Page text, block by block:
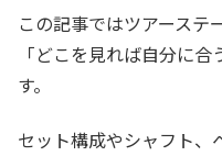
この記事ではツアーステ
「どこを見れば自分に
す。
セット構成やシャフト、